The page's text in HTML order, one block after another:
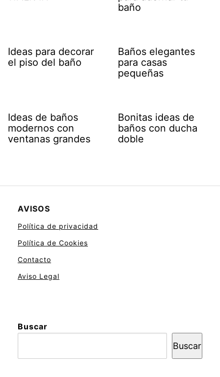
baño
Ideas para decorar
el piso del baño
Baños elegantes
para casas
pequeñas
Ideas de baños
modernos con
ventanas grandes
Bonitas ideas de
baños con ducha
doble
AVISOS
Política de privacidad
Política de Cookies
Contacto
Aviso Legal
Buscar
Buscar